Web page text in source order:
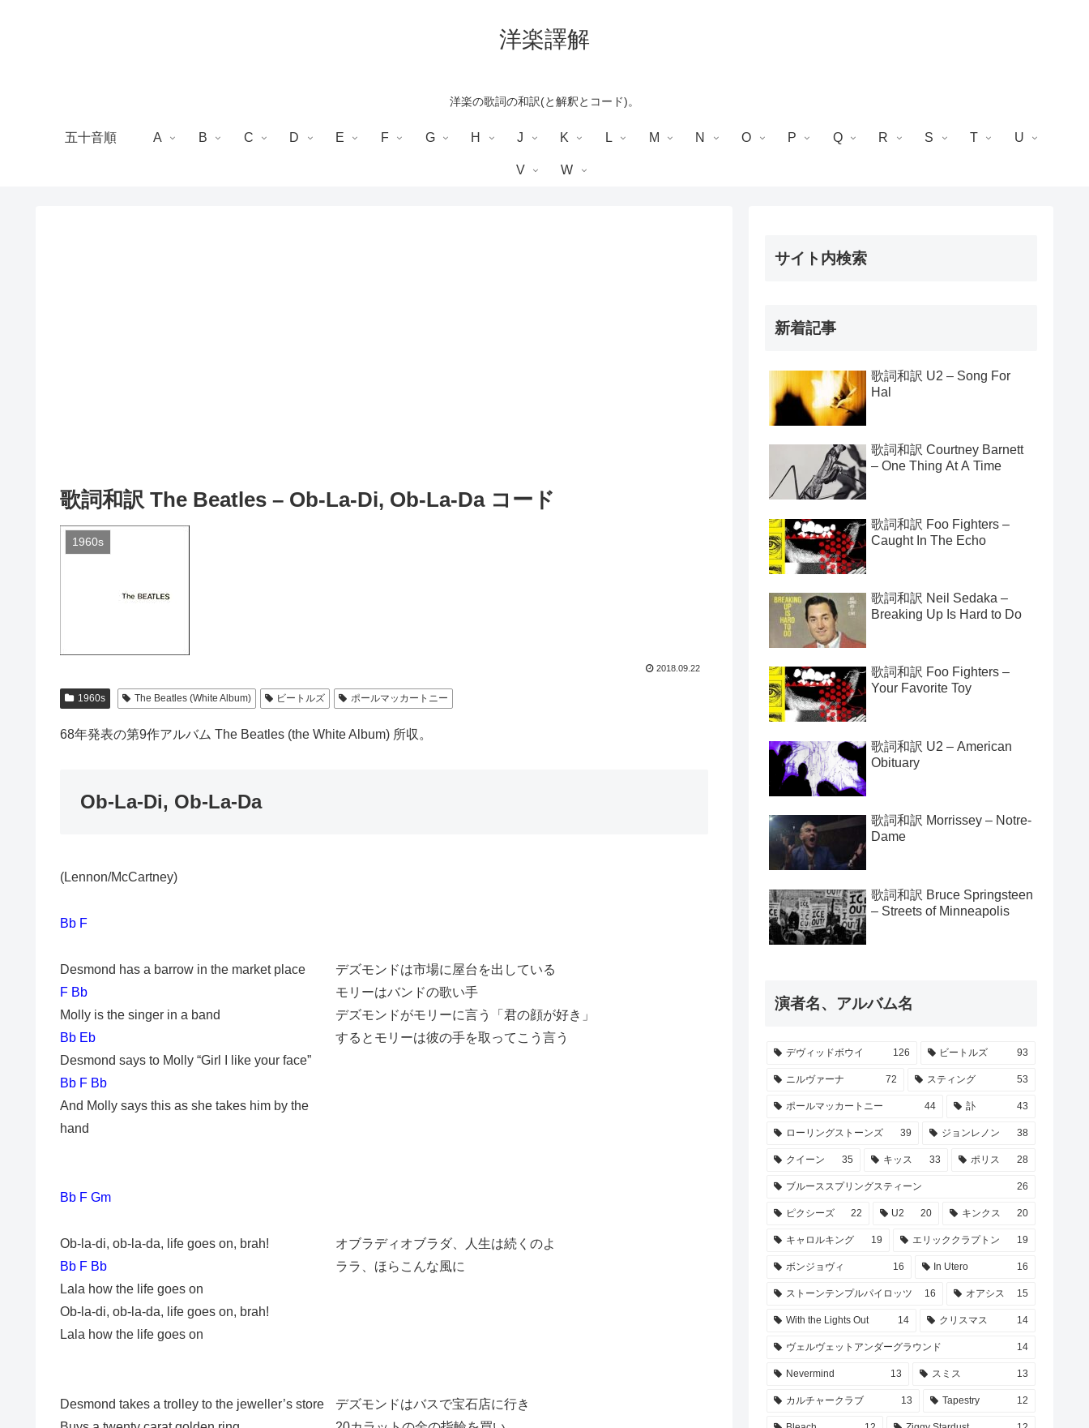
洋楽譯解
洋楽の歌詞の和訳(と解釈とコード)。
五十音順 A B C D E F G H J K L M N O P Q R S T U
V W
歌詞和訳 The Beatles – Ob-La-Di, Ob-La-Da コード
1960s
2018.09.22
1960s The Beatles (White Album) ビートルズ ポールマッカートニー
68年発表の第9作アルバム The Beatles (the White Album) 所収。
Ob-La-Di, Ob-La-Da
(Lennon/McCartney)
Bb F
Desmond has a barrow in the market place
F Bb
Molly is the singer in a band
Bb Eb
Desmond says to Molly “Girl I like your face”
Bb F Bb
And Molly says this as she takes him by the
hand
デズモンドは市場に屋台を出している
モリーはバンドの歌い手
デズモンドがモリーに言う「君の顔が好き」
するとモリーは彼の手を取ってこう言う
Bb F Gm
Ob-la-di, ob-la-da, life goes on, brah!
Bb F Bb
Lala how the life goes on
Ob-la-di, ob-la-da, life goes on, brah!
Lala how the life goes on
オブラディオブラダ、人生は続くのよ
ララ、ほらこんな風に
Desmond takes a trolley to the jeweller’s store
デズモンドはバスで宝石店に行き
サイト内検索
新着記事
歌詞和訳 U2 – Song For
Hal
歌詞和訳 Courtney Barnett
– One Thing At A Time
歌詞和訳 Foo Fighters –
Caught In The Echo
歌詞和訳 Neil Sedaka –
Breaking Up Is Hard to Do
歌詞和訳 Foo Fighters –
Your Favorite Toy
歌詞和訳 U2 – American
Obituary
歌詞和訳 Morrissey – Notre-
Dame
歌詞和訳 Bruce Springsteen
– Streets of Minneapolis
演者名、アルバム名
デヴィッドボウイ 126 ビートルズ 93
ニルヴァーナ 72 スティング 53
ポールマッカートニー 44 訃 43
ローリングストーンズ 39 ジョンレノン 38
クイーン 35 キッス 33 ポリス 28
ブルーススプリングスティーン 26
ピクシーズ 22 U2 20 キンクス 20
キャロルキング 19 エリッククラプトン 19
ボンジョヴィ 16 In Utero 16
ストーンテンプルパイロッツ 16 オアシス 15
With the Lights Out 14 クリスマス 14
ヴェルヴェットアンダーグラウンド 14
Nevermind 13 スミス 13
カルチャークラブ 13 Tapestry 12